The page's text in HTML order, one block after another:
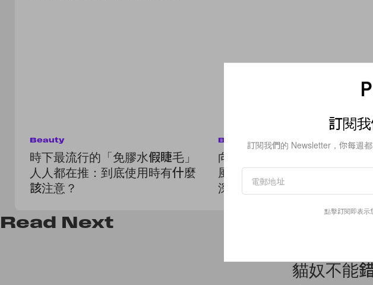
Beauty
時下最流行的「免膠水假睫毛」
人人都在推：到底使用時有什麼
該注意？
Beauty
向泰國女神鄺玲玲偷師：3 個
風混血妝容重點筆記下來，
深邃輪廓
Read Next
貓奴不能
訂閱
訂閱我們的 Newsletter，你每週
點擊訂閱即表示